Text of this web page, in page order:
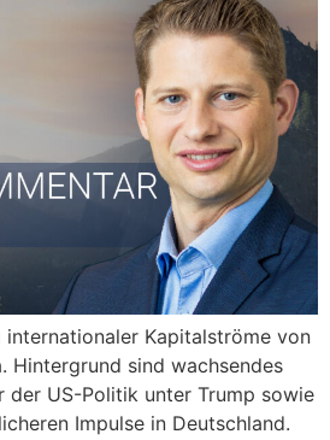
internationaler Kapitalströme von
Hintergrund sind wachsendes
der US-Politik unter Trump sowie
Impulse in Deutschland.